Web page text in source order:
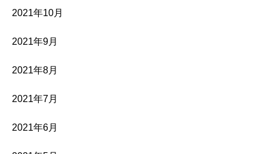
2021年10月
2021年9月
2021年8月
2021年7月
2021年6月